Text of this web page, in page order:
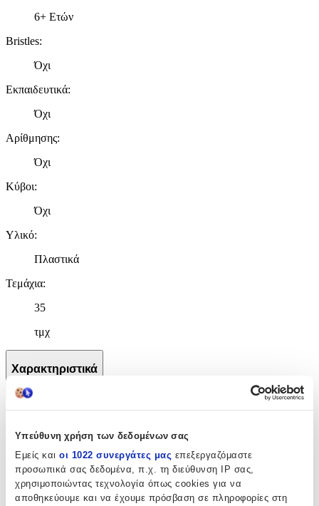
Υπεύθυνη χρήση των δεδομένων σας
Εμείς και οι 1022 συνεργάτες μας επεξεργαζόμαστε
προσωπικά σας δεδομένα, π.χ. τη διεύθυνση IP σας,
χρησιμοποιώντας τεχνολογία όπως cookies για να
αποθηκεύουμε και να έχουμε πρόσβαση σε πληροφορίες στη
6+ Ετών
Bristles:
Όχι
Εκπαιδευτικά:
Όχι
Αρίθμησης:
Όχι
Κύβοι:
Όχι
Υλικό:
Πλαστικά
Τεμάχια:
35
τμχ
Χαρακτηριστικά
Κατασκευαστής:
Ηλικία: